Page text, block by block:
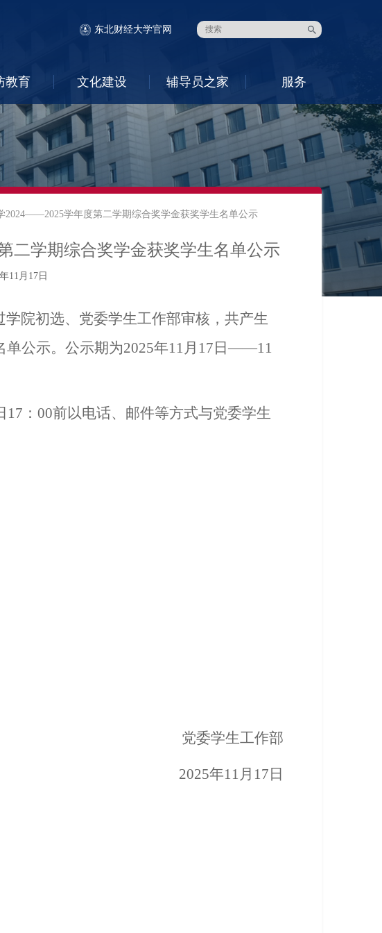
东北财经大学官网
教育 文化建设 辅导员之家 服务
2024——2025学年度第二学期综合奖学金获奖学生名单公示
二学期综合奖学金获奖学生名单公示
11月17日
院初选、党委学生工作部审核，共产生
单公示。公示期为2025年11月17日——11
：00前以电话、邮件等方式与党委学生
党委学生工作部
2025年11月17日